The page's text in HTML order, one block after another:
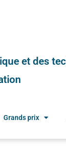
et des
Grands prix